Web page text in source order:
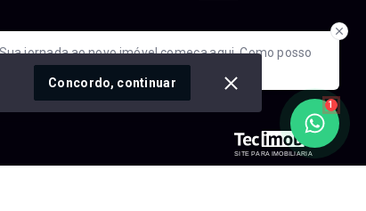
jornada ao novo imóvel começa aqui. Como posso
1
SITE PARA IMOBILIARIA
Concordo, continuar